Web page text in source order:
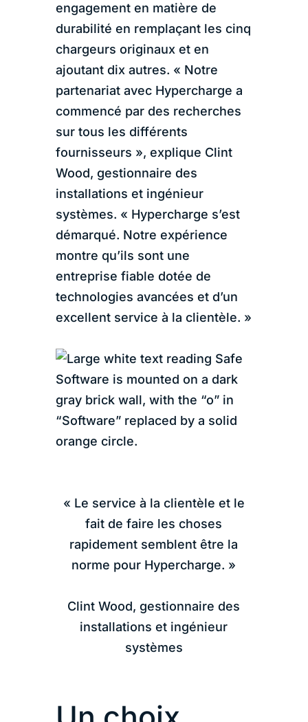
engagement en matière de
durabilité en remplaçant les cinq
chargeurs originaux et en
ajoutant dix autres. « Notre
partenariat avec Hypercharge a
commencé par des recherches
sur tous les différents
fournisseurs », explique Clint
Wood, gestionnaire des
installations et ingénieur
systèmes. « Hypercharge s’est
démarqué. Notre expérience
montre qu’ils sont une
entreprise fiable dotée de
technologies avancées et d’un
excellent service à la clientèle. »
« Le service à la clientèle et le
fait de faire les choses
rapidement semblent être la
norme pour Hypercharge. »
Clint Wood, gestionnaire des
installations et ingénieur
systèmes